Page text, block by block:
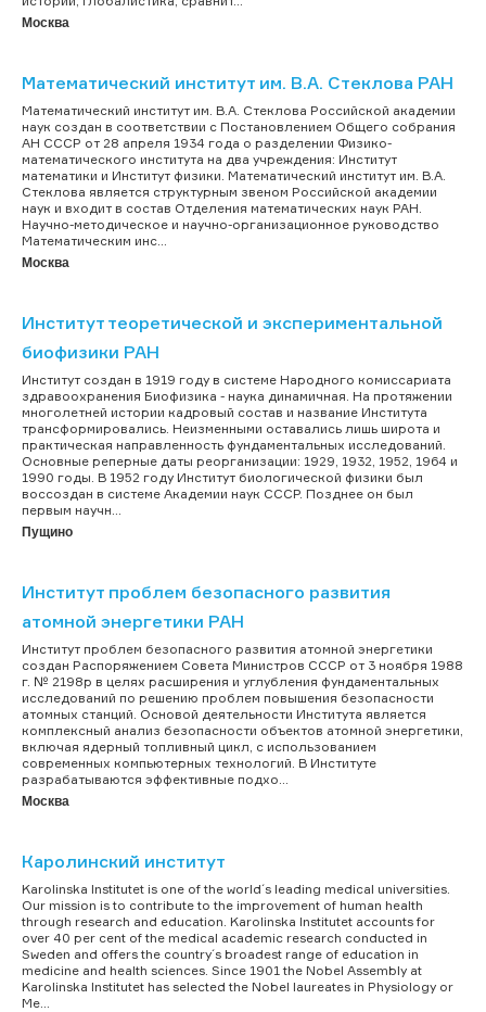
Москва
Математический институт им. В.А. Стеклова РАН
Математический институт им. В.А. Стеклова Российской академии
наук создан в соответствии с Постановлением Общего собрания
АН СССР от 28 апреля 1934 года о разделении Физико-
математического института на два учреждения: Институт
математики и Институт физики. Математический институт им. В.А.
Стеклова является структурным звеном Российской академии
наук и входит в состав Отделения математических наук РАН.
Научно-методическое и научно-организационное руководство
Математическим инс...
Москва
Институт теоретической и экспериментальной
биофизики РАН
Институт создан в 1919 году в системе Народного комиссариата
здравоохранения Биофизика - наука динамичная. На протяжении
многолетней истории кадровый состав и название Института
трансформировались. Неизменными оставались лишь широта и
практическая направленность фундаментальных исследований.
Основные реперные даты реорганизации: 1929, 1932, 1952, 1964 и
1990 годы. В 1952 году Институт биологической физики был
воссоздан в системе Академии наук СССР. Позднее он был
первым научн...
Пущино
Институт проблем безопасного развития
атомной энергетики РАН
Институт проблем безопасного развития атомной энергетики
создан Распоряжением Совета Министров СССР от 3 ноября 1988
г. № 2198р в целях расширения и углубления фундаментальных
исследований по решению проблем повышения безопасности
атомных станций. Основой деятельности Института является
комплексный анализ безопасности объектов атомной энергетики,
включая ядерный топливный цикл, с использованием
современных компьютерных технологий. В Институте
разрабатываются эффективные подхо...
Москва
Каролинский институт
Karolinska Institutet is one of the world´s leading medical universities.
Our mission is to contribute to the improvement of human health
through research and education. Karolinska Institutet accounts for
over 40 per cent of the medical academic research conducted in
Sweden and offers the country´s broadest range of education in
medicine and health sciences. Since 1901 the Nobel Assembly at
Karolinska Institutet has selected the Nobel laureates in Physiology or
Me...